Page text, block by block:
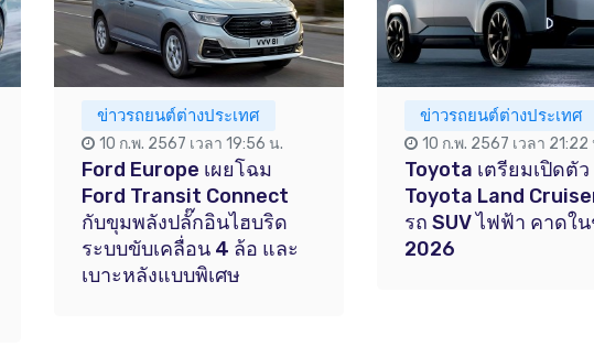
ข่าวรถยนต์ต่างประเทศ
10 ก.พ. 2567 เวลา 19:56 น.
Ford Europe เผยโฉม
Ford Transit Connect
กับขุมพลังปลั๊กอินไฮบริด
ระบบขับเคลื่อน 4 ล้อ และ
เบาะหลังแบบพิเศษ
ข่าวรถยนต์ต่างประเทศ
10 ก.พ. 2567 เวลา 21:22
Toyota เตรียมเปิดตัว
Toyota Land
รถ SUV ไฟฟ้า คาดใ
2026